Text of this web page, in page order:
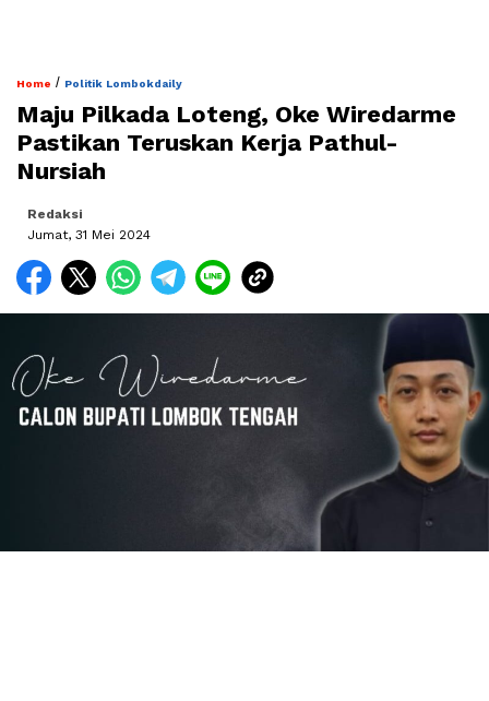
Home / Politik Lombokdaily
Maju Pilkada Loteng, Oke Wiredarme
Pastikan Teruskan Kerja Pathul-
Nursiah
Redaksi
Jumat, 31 Mei 2024